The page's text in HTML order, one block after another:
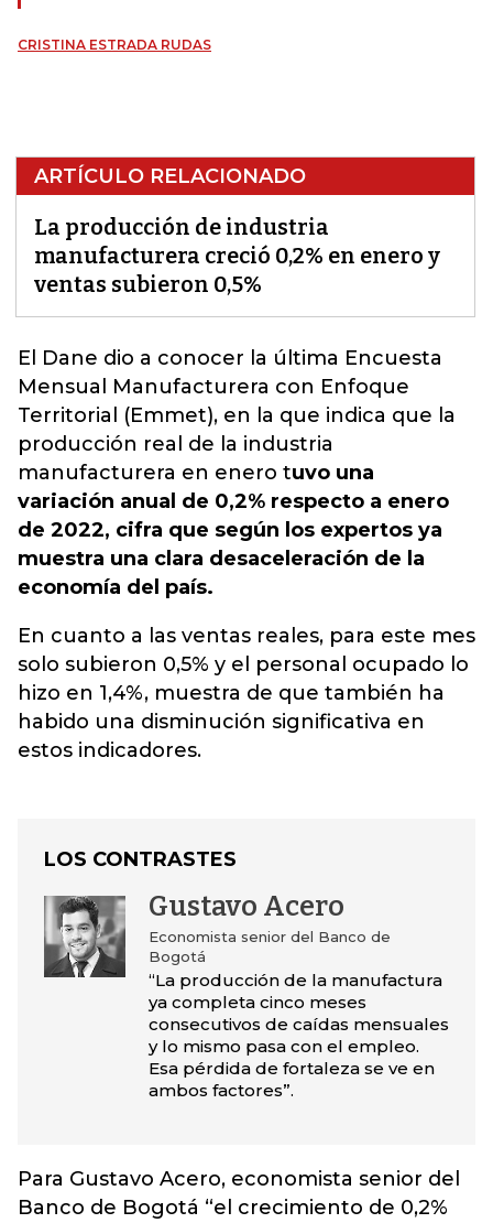
CRISTINA ESTRADA RUDAS
ARTÍCULO RELACIONADO
La producción de industria
manufacturera creció 0,2% en enero y
ventas subieron 0,5%
El Dane dio a conocer la última Encuesta
Mensual Manufacturera con Enfoque
Territorial (Emmet), en la que indica que la
producción real de la industria
manufacturera en enero tuvo una
variación anual de 0,2% respecto a enero
de 2022, cifra que según los expertos ya
muestra una clara desaceleración de la
economía del país.
En cuanto a las ventas reales, para este mes
solo subieron 0,5% y el personal ocupado lo
hizo en 1,4%, muestra de que también ha
habido una disminución significativa en
estos indicadores.
LOS CONTRASTES
Gustavo Acero
Economista senior del Banco de
Bogotá
“La producción de la manufactura
ya completa cinco meses
consecutivos de caídas mensuales
y lo mismo pasa con el empleo.
Esa pérdida de fortaleza se ve en
ambos factores”.
Para Gustavo Acero, economista senior del
Banco de Bogotá “el crecimiento de 0,2%